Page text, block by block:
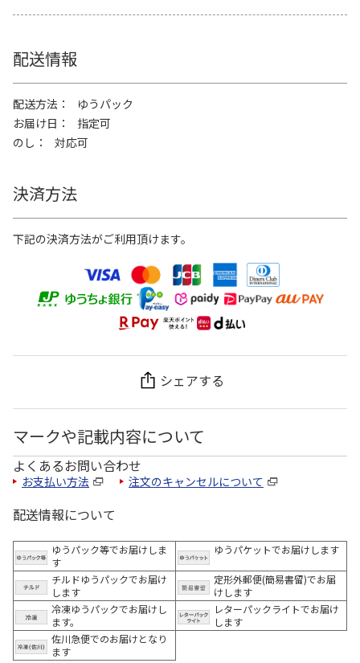
配送情報
配送方法
ゆうパック
お届け日
指定可
のし
対応可
決済方法
下記の決済方法がご利用頂けます。
シェアする
マークや記載内容について
よくあるお問い合わせ
お支払い方法 注文のキャンセルについて
配送情報について
ゆうパック等でお届けしま
す
ゆうパケットでお届けします
チルドゆうパックでお届け
します
定形外郵便(簡易書留)でお届
けします
冷凍ゆうパックでお届けし
ます。
レターパックライトでお届け
します
佐川急便でのお届けとなり
ます